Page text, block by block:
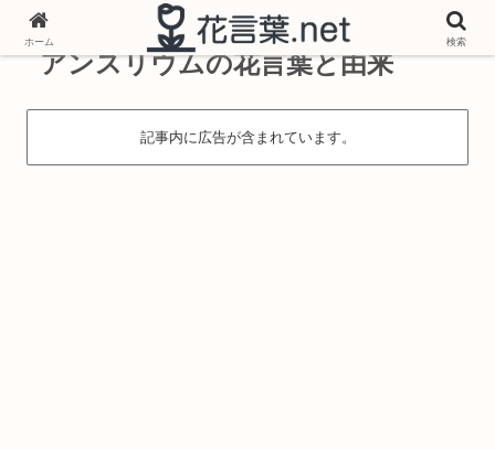
アンスリウムの花言葉と由来
記事内に広告が含まれています。
ホーム 検索